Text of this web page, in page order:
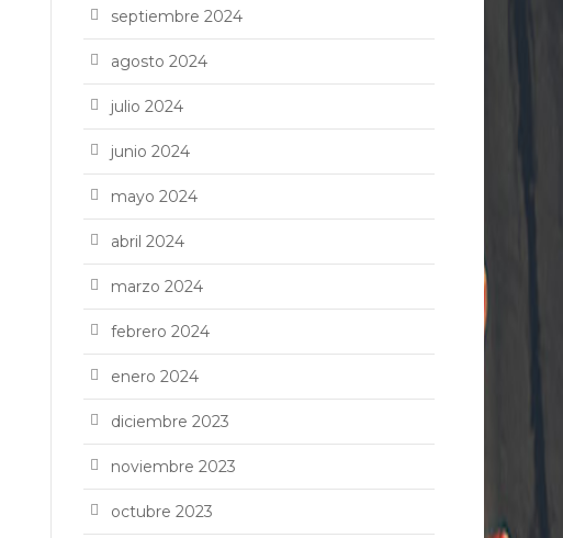
septiembre 2024
agosto 2024
julio 2024
junio 2024
mayo 2024
abril 2024
marzo 2024
febrero 2024
enero 2024
diciembre 2023
noviembre 2023
octubre 2023